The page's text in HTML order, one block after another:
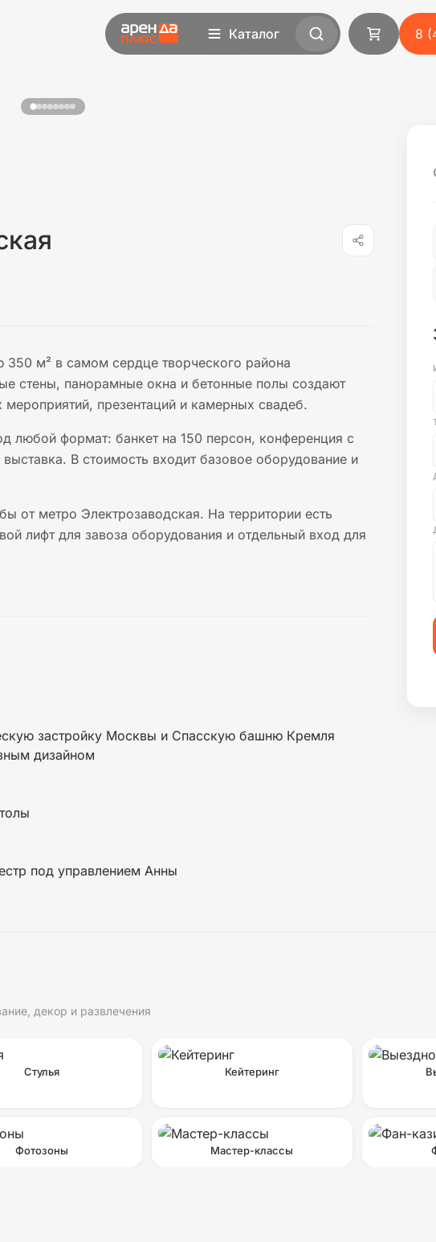
Каталог 8
м² в самом сердце творческого района
стены, панорамные окна и бетонные полы создают
презентаций и камерных свадеб.
любой формат: банкет на 150 персон, конференция с
В стоимость входит базовое оборудование и
от метро Электрозаводская. На территории есть
лифт для завоза оборудования и отдельный вход для
застройку Москвы и Спасскую башню Кремля
дизайном
под управлением Анны
декор и развлечения
Стулья Кейтеринг
Фотозоны Мастер-классы